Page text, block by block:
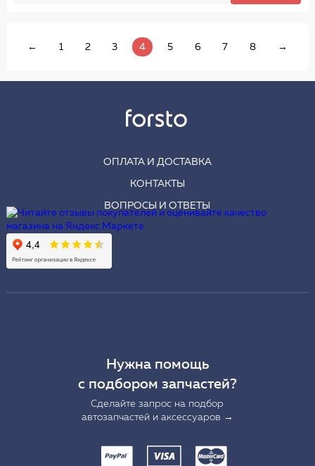
← 1 2 3 4 5 6 7 8 →
ОПЛАТА И ДОСТАВКА
КОНТАКТЫ
ВОПРОСЫ И ОТВЕТЫ
Нужна помощь
с подбором запчастей?
Сделайте запрос на подбор
автозапчастей и аксессуаров →